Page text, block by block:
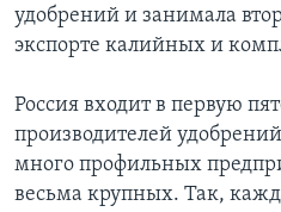
удобрений и занимала
экспорте калийных и
Россия входит в первую
производителей
много профильных
весьма крупных. Так,